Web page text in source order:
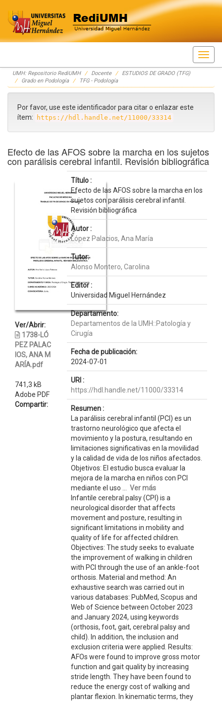
Skip
navigation
UMH: Repositorio RediUMH Docente
ESTUDIOS DE GRADO (TFG)
Grado en Podología
TFG - Podología
Por favor, use este identificador para citar o enlazar este
ítem:
https://hdl.handle.net/11000/33314
Efecto de las AFOS sobre la marcha en los sujetos
con parálisis cerebral infantil. Revisión bibliográfica
Ver/Abrir:
1738-LÓ
PEZ PALAC
IOS, ANA M
ARÍA.pdf
741,3 kB
Adobe PDF
Compartir:
Título :
Efecto de las AFOS sobre la marcha en los
sujetos con parálisis cerebral infantil.
Revisión bibliográfica
Autor :
López Palacios, Ana María
Tutor:
Alonso Montero, Carolina
Editor :
Universidad Miguel Hernández
Departamento:
Departamentos de la UMH::Patología y
Cirugía
Fecha de publicación:
2024-07-01
URI :
https://hdl.handle.net/11000/33314
Resumen :
La parálisis cerebral infantil (PCI) es un
trastorno neurológico que afecta el
movimiento y la postura, resultando en
limitaciones significativas en la movilidad
y la calidad de vida de los niños afectados.
Objetivos: El estudio busca evaluar la
mejora de la marcha en niños con PCI
mediante el uso ... Ver más
Infantile cerebral palsy (CPI) is a
neurological disorder that affects
movement and posture, resulting in
significant limitations in mobility and
quality of life for affected children.
Objectives: The study seeks to evaluate
the improvement of walking in children
with PCI through the use of an ankle-foot
orthosis. Material and method: An
exhaustive search was carried out in
various databases: PubMed, Scopus and
Web of Science between October 2023
and January 2024, using keywords
(orthosis, foot, gait, cerebral palsy and
child). In addition, the inclusion and
exclusion criteria were applied. Results:
AFOs were found to improve gross motor
function and gait quality by increasing
stride length. They have been found to
reduce the energy cost of walking and
plantar flexion. In kinematic terms, they